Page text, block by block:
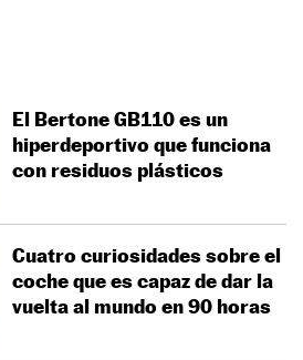
El Bertone GB110 es un
hiperdeportivo que funciona
con residuos plásticos
Cuatro curiosidades sobre el
coche que es capaz de dar la
vuelta al mundo en 90 horas